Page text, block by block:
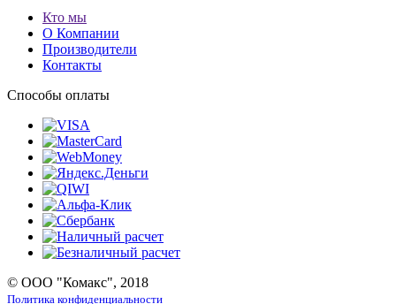
Кто мы
О Компании
Производители
Контакты
Способы оплаты
© ООО "Комакс", 2018
Политика конфиденциальности